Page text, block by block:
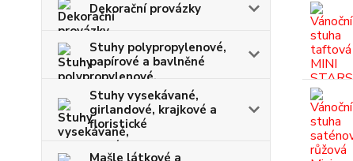
Dekorační provázky
Stuhy polypropylenové,
papírové a bavlněné
Stuhy vysekávané,
girlandové, krajkové a
floristické
Mašle látkové a